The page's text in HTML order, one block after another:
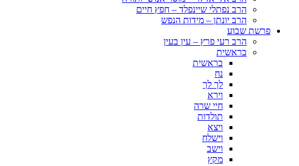
הרב נפתלי שיינפלד – חפץ חיים
הרב יונתן – מידות הנפש
פרשת שבוע
הרב רעי פרץ – עין בעין
בראשית
בראשית
נח
לך לך
וירא
חיי שרה
תולדות
ויצא
וישלח
וישב
מקץ